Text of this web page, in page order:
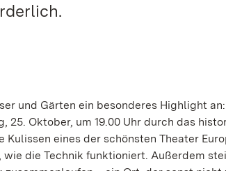
und Gärten ein besonderes Highlight
25. Oktober, um 19.00 Uhr durch das
eines der schönsten Theater
die Technik funktioniert. Außerdem